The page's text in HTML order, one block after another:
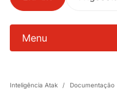
Menu
Inteligência Atak / Documentação